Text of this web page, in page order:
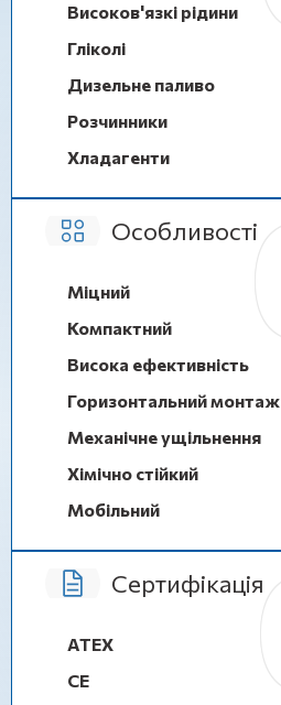
Високов'язкі рідини
Гліколі
Дизельне паливо
Розчинники
Хладагенти
Особливості
Міцний
Компактний
Висока ефективність
Горизонтальний монтаж
Механічне ущільнення
Хімічно стійкий
Мобільний
Сертифікація
ATEX
CE